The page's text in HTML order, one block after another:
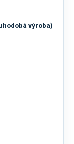
výroba)